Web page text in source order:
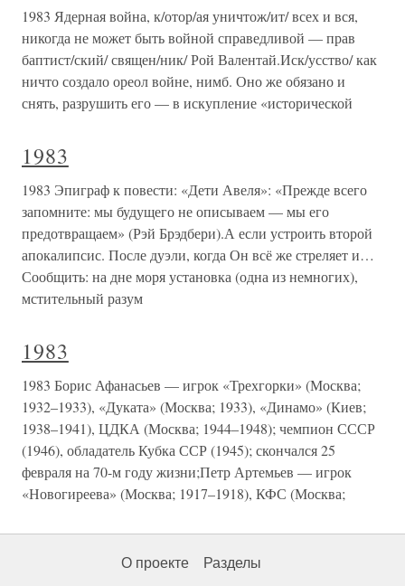
1983 Ядерная война, к/отор/ая уничтож/ит/ всех и вся,
никогда не может быть войной справедливой — прав
баптист/ский/ священ/ник/ Рой Валентай.Иск/усство/ как
ничто создало ореол войне, нимб. Оно же обязано и
снять, разрушить его — в искупление «исторической
1983
1983 Эпиграф к повести: «Дети Авеля»: «Прежде всего
запомните: мы будущего не описываем — мы его
предотвращаем» (Рэй Брэдбери).А если устроить второй
апокалипсис. После дуэли, когда Он всё же стреляет и…
Сообщить: на дне моря установка (одна из немногих),
мстительный разум
1983
1983 Борис Афанасьев — игрок «Трехгорки» (Москва;
1932–1933), «Дуката» (Москва; 1933), «Динамо» (Киев;
1938–1941), ЦДКА (Москва; 1944–1948); чемпион СССР
(1946), обладатель Кубка ССР (1945); скончался 25
февраля на 70-м году жизни;Петр Артемьев — игрок
«Новогиреева» (Москва; 1917–1918), КФС (Москва;
О проекте Разделы